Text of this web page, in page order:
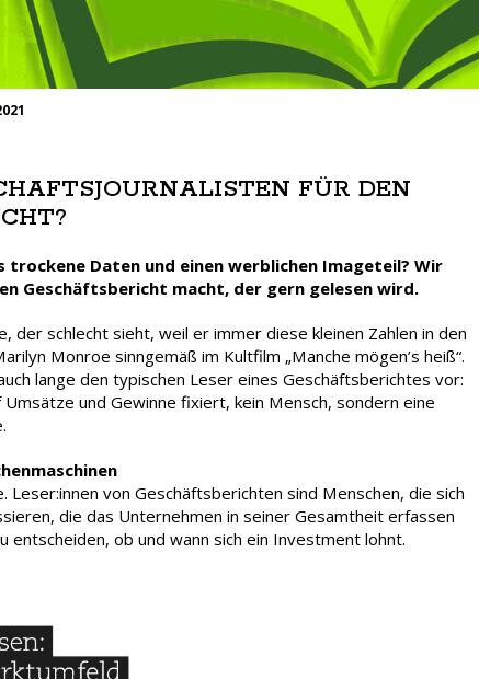
FÜR DEN
trockene Daten und einen werblichen Imageteil? Wir
Geschäftsbericht macht, der gern gelesen wird.
der schlecht sieht, weil er immer diese kleinen Zahlen in den
Monroe sinngemäß im Kultfilm „Manche mögen’s heiß“.
lange den typischen Leser eines Geschäftsberichtes vor:
und Gewinne fixiert, kein Mensch, sondern eine
Leser:innen von Geschäftsberichten sind Menschen, die sich
die das Unternehmen in seiner Gesamtheit erfassen
entscheiden, ob und wann sich ein Investment lohnt.